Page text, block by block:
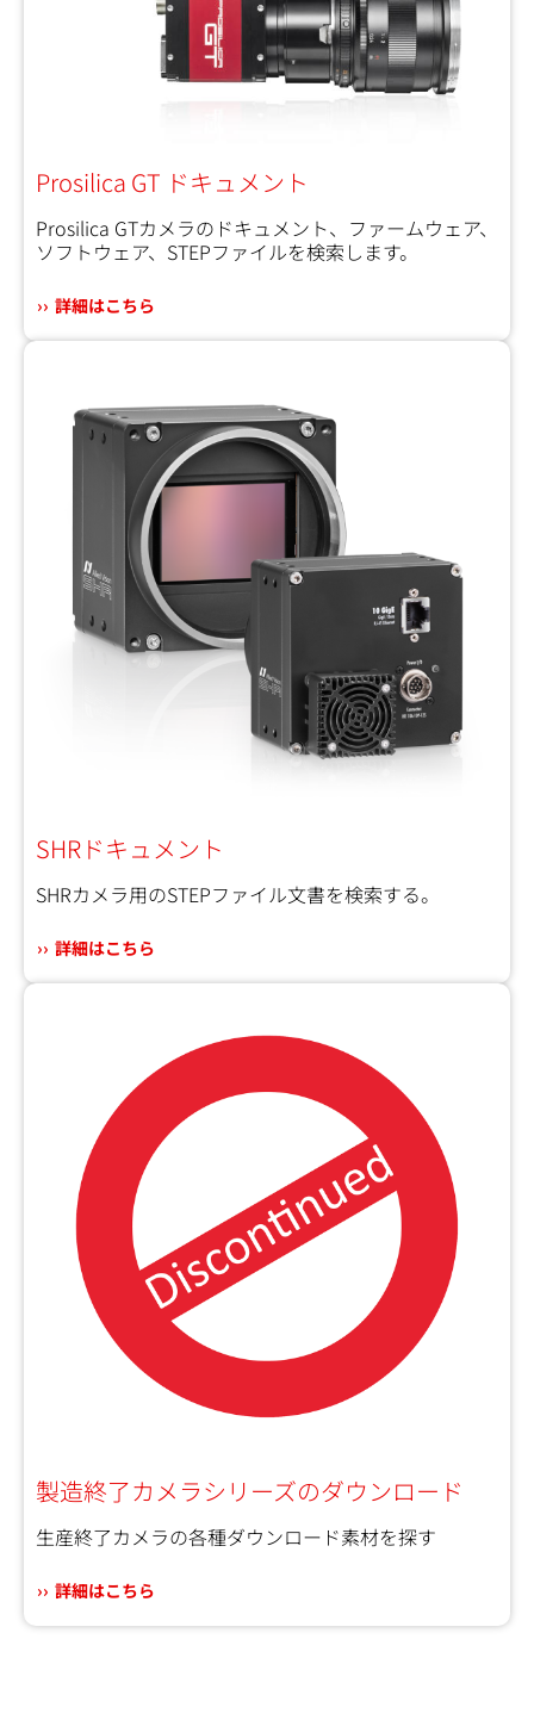
Prosilica GT ドキュメント
Prosilica GTカメラのドキュメント、ファームウェア、
ソフトウェア、STEPファイルを検索します。
詳細はこちら
SHRドキュメント
SHRカメラ用のSTEPファイル文書を検索する。
詳細はこちら
製造終了カメラシリーズのダウンロード
生産終了カメラの各種ダウンロード素材を探す
詳細はこちら